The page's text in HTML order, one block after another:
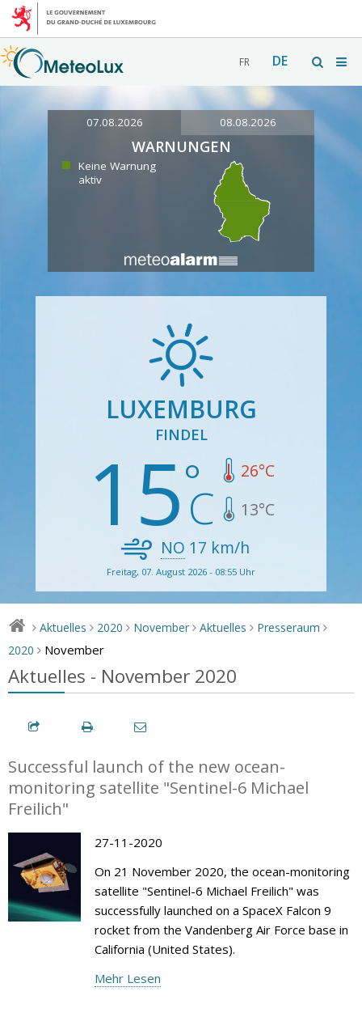
FR DE
07.08.2026 08.08.2026
WARNUNGEN
Keine Warnung
aktiv
LUXEMBURG
FINDEL
15 26°C
13°C
NO 17 km/h
Freitag, 07. August 2026 - 08:55 Uhr
> Aktuelles > 2020 > November > Aktuelles > Presseraum >
2020 > November
Aktuelles - November 2020
Successful launch of the new ocean-
monitoring satellite "Sentinel-6 Michael
Freilich"
27-11-2020
On 21 November 2020, the ocean-monitoring
satellite "Sentinel-6 Michael Freilich" was
successfully launched on a SpaceX Falcon 9
rocket from the Vandenberg Air Force base in
California (United States).
Mehr Lesen